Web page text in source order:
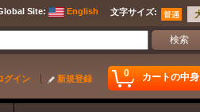
文字サイズ:
Site: English
0 カートの中身
グイン 新規登録